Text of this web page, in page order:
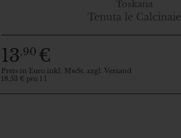
Toskana
Tenuta le Calcinaie
13,90 €
Preis in Euro inkl. MwSt. zzgl. Versand
18,53 € pro 1 l